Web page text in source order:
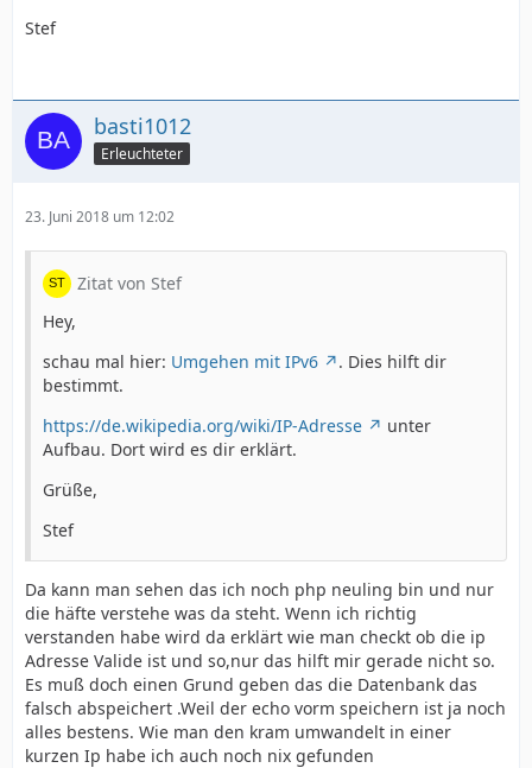
Stef
basti1012
Erleuchteter
23. Juni 2018 um 12:02
Zitat von Stef
Hey,
schau mal hier: Umgehen mit IPv6
. Dies hilft dir
bestimmt.
https://de.wikipedia.org/wiki/IP-Adresse
unter
Aufbau. Dort wird es dir erklärt.
Grüße,
Stef
Da kann man sehen das ich noch php neuling bin und nur
die häfte verstehe was da steht. Wenn ich richtig
verstanden habe wird da erklärt wie man checkt ob die ip
Adresse Valide ist und so,nur das hilft mir gerade nicht so.
Es muß doch einen Grund geben das die Datenbank das
falsch abspeichert .Weil der echo vorm speichern ist ja noch
alles bestens. Wie man den kram umwandelt in einer
kurzen Ip habe ich auch noch nix gefunden